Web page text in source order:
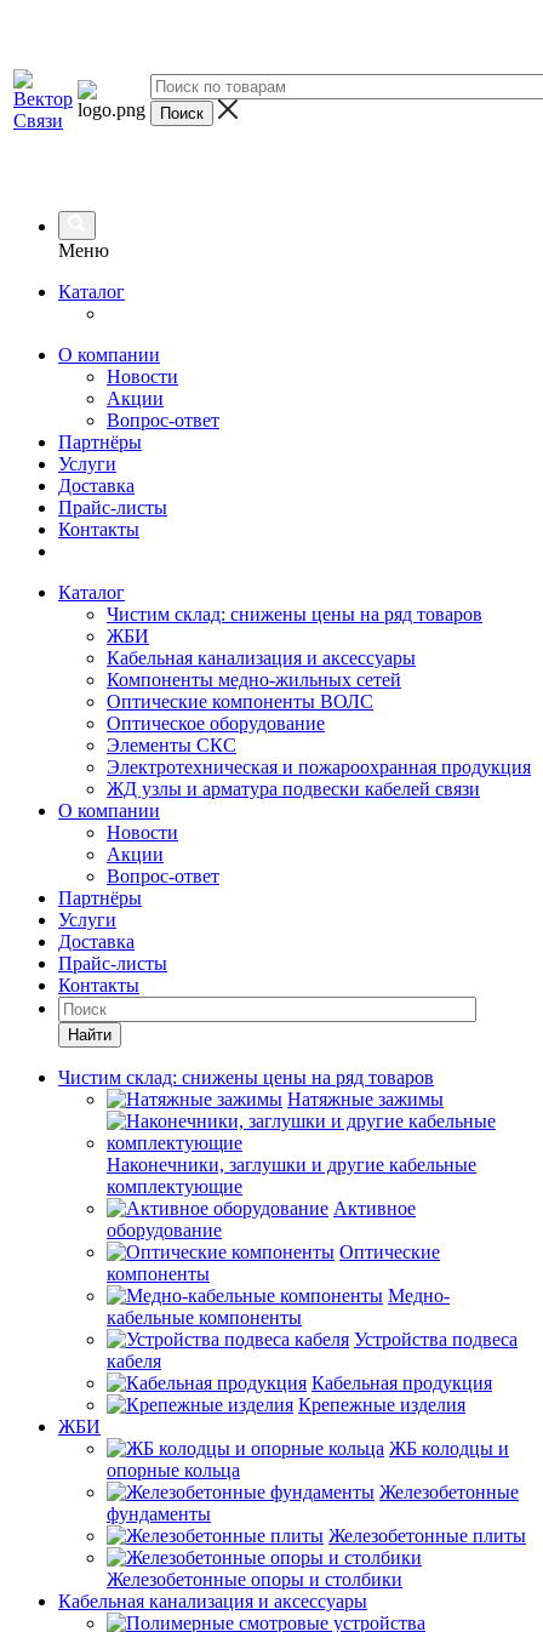
Меню
Каталог
О компании
Новости
Акции
Вопрос-ответ
Партнёры
Услуги
Доставка
Прайс-листы
Контакты
Каталог
Чистим склад: снижены цены на ряд товаров
ЖБИ
Кабельная канализация и аксессуары
Компоненты медно-жильных сетей
Оптические компоненты ВОЛС
Оптическое оборудование
Элементы СКС
Электротехническая и пожароохранная продукция
ЖД узлы и арматура подвески кабелей связи
О компании
Новости
Акции
Вопрос-ответ
Партнёры
Услуги
Доставка
Прайс-листы
Контакты
Найти
Чистим склад: снижены цены на ряд товаров
Натяжные зажимы
Наконечники, заглушки и другие кабельные
комплектующие
Активное
оборудование
Оптические
компоненты
Медно-
кабельные компоненты
Устройства подвеса
кабеля
Кабельная продукция
Крепежные изделия
ЖБИ
ЖБ колодцы и
опорные кольца
Железобетонные
фундаменты
Железобетонные плиты
Железобетонные опоры и столбики
Кабельная канализация и аксессуары